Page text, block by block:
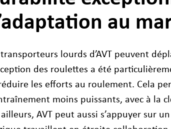
au
transporteurs lourds d’AVT peuvent
des roulettes a été
les efforts au roulement. Cela
moins puissants, avec à la
ailleurs, AVT peut aussi s’appuyer sur